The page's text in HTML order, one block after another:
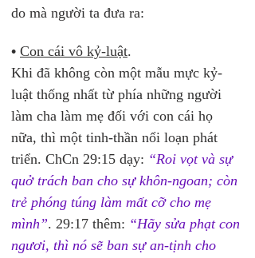
do mà người ta đưa ra:
• Con cái vô kỷ-luật.
Khi đã không còn một mẫu mực kỷ-
luật thống nhất từ phía những người
làm cha làm mẹ đối với con cái họ
nữa, thì một tinh-thần nổi loạn phát
triển. ChCn 29:15 dạy: “Roi vọt và sự
quở trách ban cho sự khôn-ngoan; còn
trẻ phóng túng làm mất cỡ cho mẹ
mình”. 29:17 thêm: “Hãy sửa phạt con
ngươi, thì nó sẽ ban sự an-tịnh cho